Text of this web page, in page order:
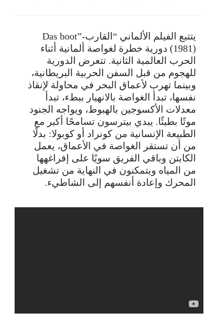
يتتبع الفيلم الألماني “القارب-Das boot”
(1981) دورية خطرة لغواصة ألمانية أثناء
الحرب العالمية الثانية. تتعرض الدورية
للهجوم من قبل السفن الحربية البريطانية،
وبينما تهرب لأعماق البحر في محاولة لإنقاذ
نفسها، تبدأ الغواصة بالانهيار ببطء، تبدأ
معدلات الأكسوجين بالهبوط، ويواجه الجنود
موتًا بطيئًا. يبدي بيترسون تسامحًا أكبر مع
الطبيعة الإنسانية من كونراد أو كوبولا: بدلًا
من أن تستقر الغواصة في الأعماق، يعمل
الكابتن وباقي الفريق سويًا على إفراغهها
من المياه ويتمكنون في النهاية من تشغيل
المحرك وإعادة أنفسهم إلى الشاطيء.